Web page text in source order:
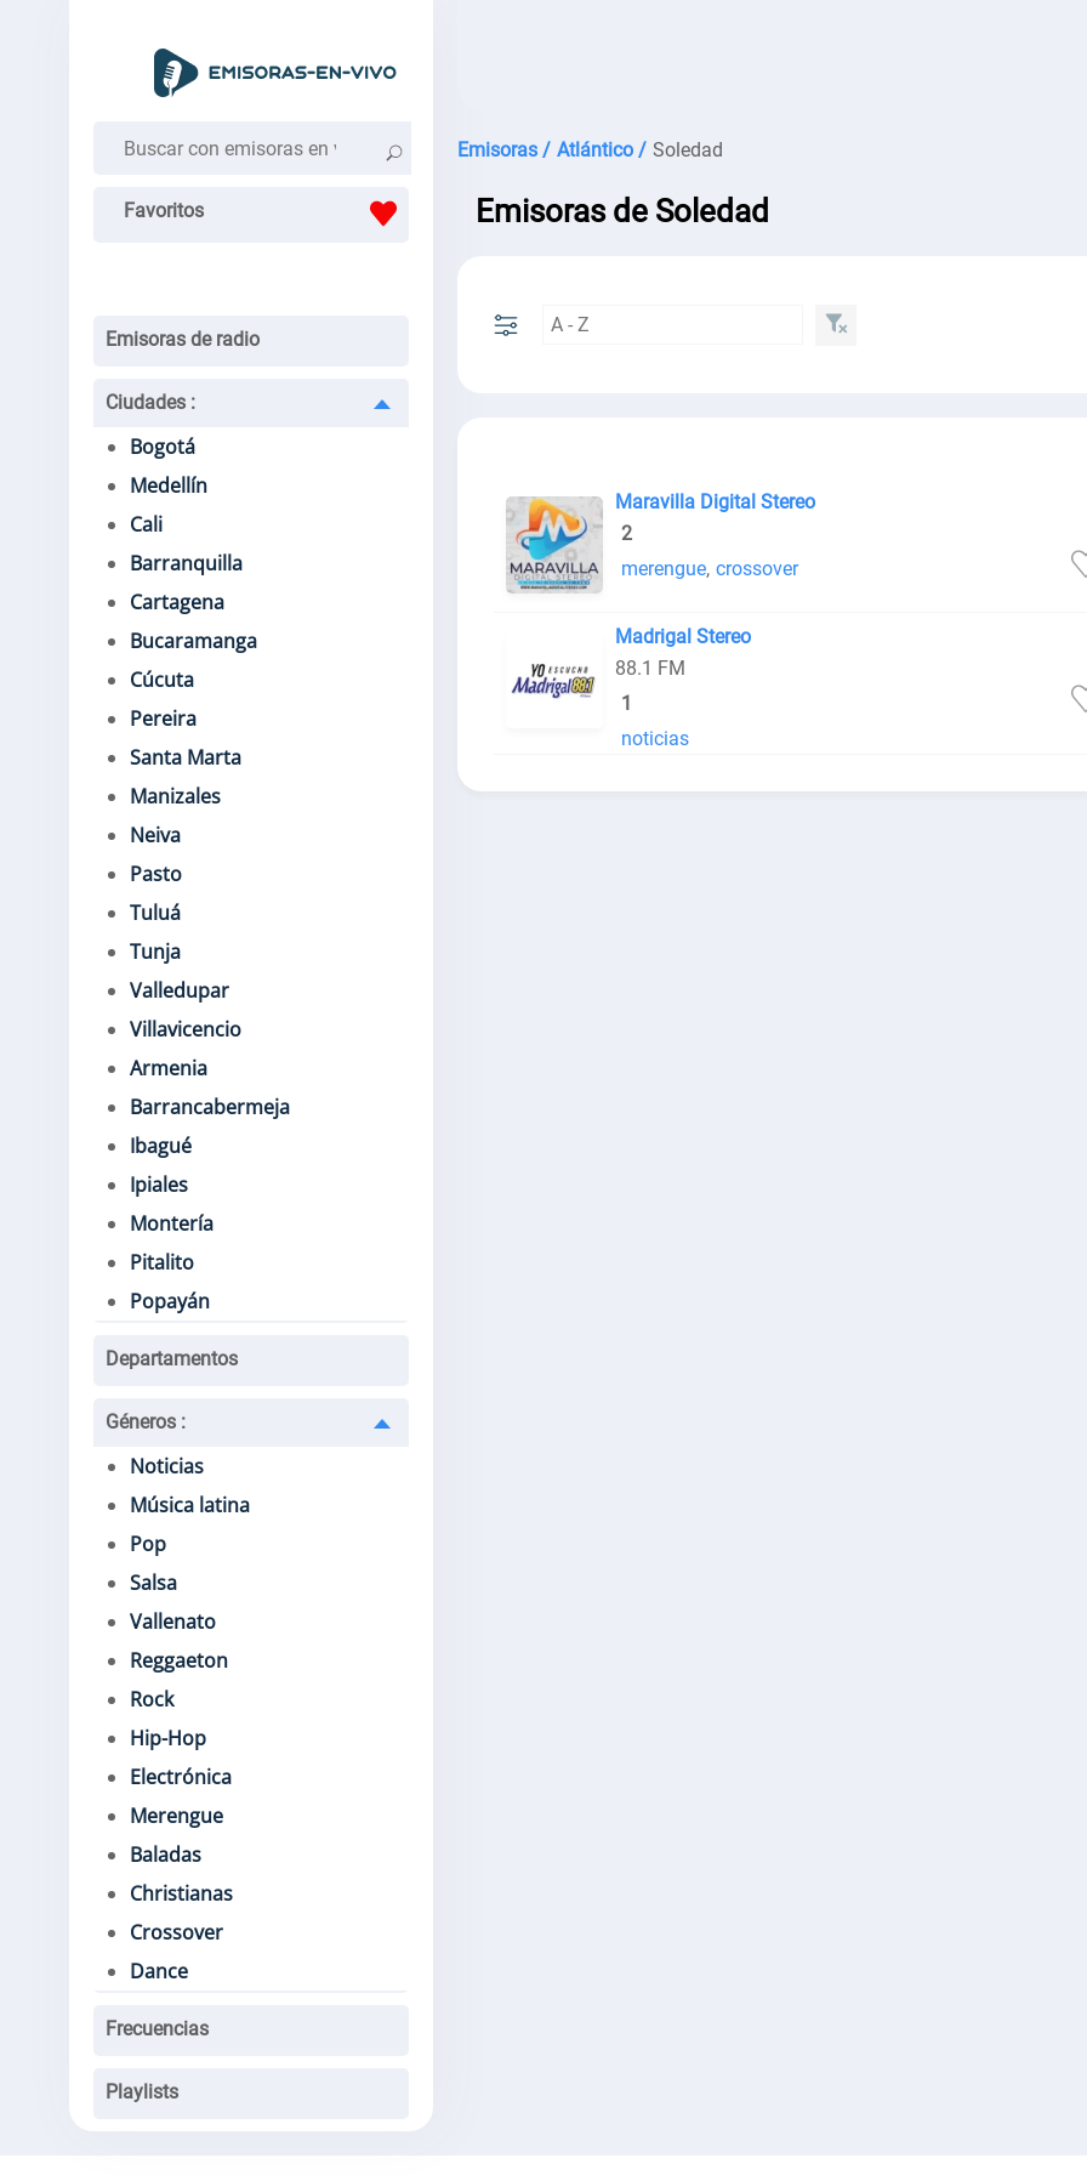
Favoritos
Emisoras de radio
Ciudades :
Bogotá
Medellín
Cali
Barranquilla
Cartagena
Bucaramanga
Cúcuta
Pereira
Santa Marta
Manizales
Neiva
Pasto
Tuluá
Tunja
Valledupar
Villavicencio
Armenia
Barrancabermeja
Ibagué
Ipiales
Montería
Pitalito
Popayán
Departamentos
Géneros :
Noticias
Música latina
Pop
Salsa
Vallenato
Reggaeton
Rock
Hip-Hop
Electrónica
Merengue
Baladas
Christianas
Crossover
Dance
Frecuencias
Playlists
Emisoras / Atlántico / Soledad
Emisoras de Soledad
Maravilla Digital Stereo
2
merengue, crossover
Madrigal Stereo
88.1 FM
1
noticias